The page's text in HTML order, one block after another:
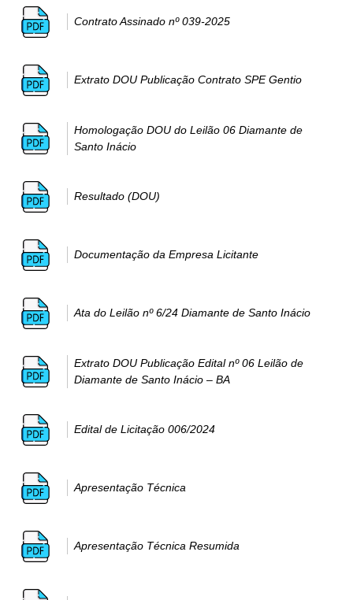
Contrato Assinado nº 039-2025
Extrato DOU Publicação Contrato SPE Gentio
Homologação DOU do Leilão 06 Diamante de
Santo Inácio
Resultado (DOU)
Documentação da Empresa Licitante
Ata do Leilão nº 6/24 Diamante de Santo Inácio
Extrato DOU Publicação Edital nº 06 Leilão de
Diamante de Santo Inácio – BA
Edital de Licitação 006/2024
Apresentação Técnica
Apresentação Técnica Resumida